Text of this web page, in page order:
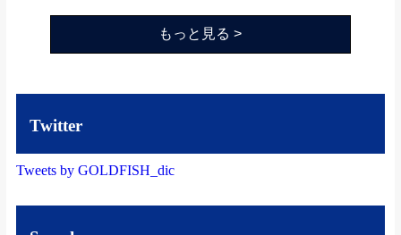
もっと見る >
Twitter
Tweets by GOLDFISH_dic